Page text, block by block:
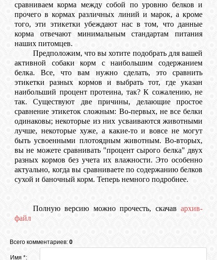
сравниваем корма между собой по уровню белков и
прочего в кормах различных линий и марок, а кроме
того, эти этикетки убеждают нас в том, что данные
корма отвечают минимальным стандартам питания
наших питомцев.
Предположим, что вы хотите подобрать для вашей
активной собаки корм с наибольшим содержанием
белка. Все, что вам нужно сделать, это сравнить
этикетки разных кормов и выбрать тот, где указан
наибольший процент протеина, так? К сожалению, не
так. Существуют две причины, делающие простое
сравнение этикеток сложным: Во-первых, не все белки
одинаковы; некоторые из них усваиваются животными
лучше, некоторые хуже, а какие-то и вовсе не могут
быть усвоенными плотоядным животным. Во-вторых,
вы не можете сравнивать "процент сырого белка" двух
разных кормов без учета их влажности. Это особенно
актуально, когда вы сравниваете по содержанию белков
сухой и баночный корм. Теперь немного подробнее.
Полную версию можно прочесть, скачав архив-
файл
Всего комментариев: 0
Имя *: